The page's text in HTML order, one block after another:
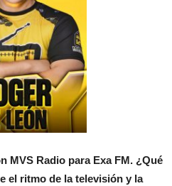
MVS Radio para Exa FM. ¿Qué
el ritmo de la televisión y la